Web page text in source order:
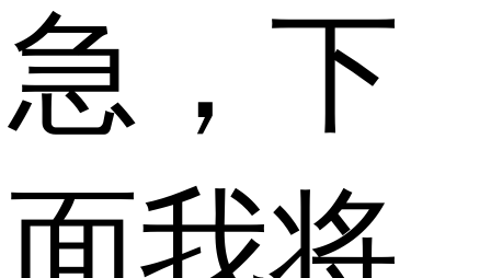
急，下